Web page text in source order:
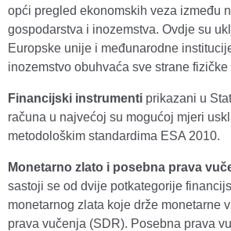
opći pregled ekonomskih veza između
gospodarstva i inozemstva. Ovdje su
Europske unije i međunarodne
inozemstvo obuhvaća sve strane
Financijski instrumenti prikazani u
računa u najvećoj su mogućoj mjeri
metodološkim standardima ESA 2010.
Monetarno zlato i posebna prava
sastoji se od dvije potkategorije
monetarnog zlata koje drže monetarne
prava vučenja (SDR). Posebna prava